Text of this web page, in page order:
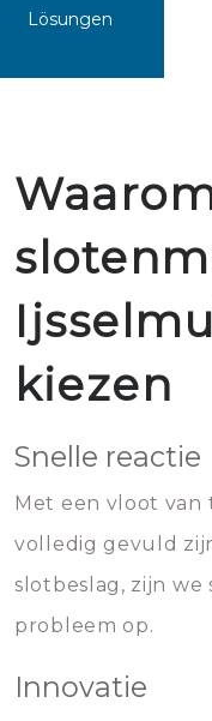
Lösungen
kiezen
Snelle reactie
Met een vloot van
volledig gevuld
slotbeslag, zijn we
probleem op.
Innovatie